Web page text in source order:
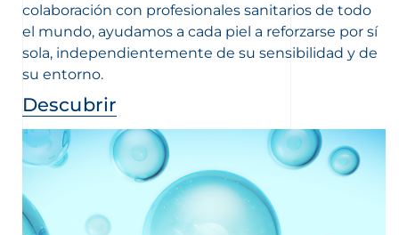
colaboración con profesionales sanitarios de todo
el mundo, ayudamos a cada piel a reforzarse por sí
sola, independientemente de su sensibilidad y de
su entorno.
Descubrir